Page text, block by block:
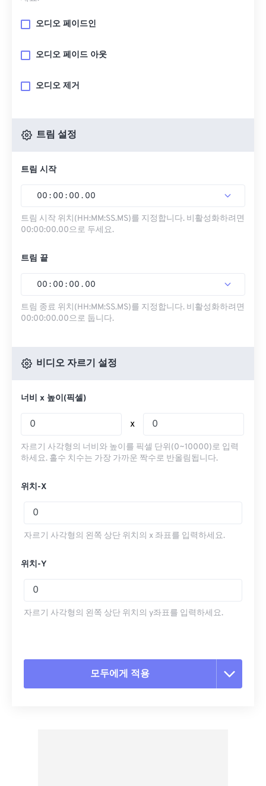
오디오 페이드인
오디오 페이드 아웃
오디오 제거
트림 설정
트림 시작
00 : 00 : 00 . 00
트림 시작 위치(HH:MM:SS.MS)를 지정합니다. 비활성화하려면
00:00:00.00으로 두세요.
트림 끝
00 : 00 : 00 . 00
트림 종료 위치(HH:MM:SS.MS)를 지정합니다. 비활성화하려면
00:00:00.00으로 둡니다.
비디오 자르기 설정
너비 x 높이(픽셀)
x
자르기 사각형의 너비와 높이를 픽셀 단위(0~10000)로 입력
하세요. 홀수 치수는 가장 가까운 짝수로 반올림됩니다.
위치-X
자르기 사각형의 왼쪽 상단 위치의 x 좌표를 입력하세요.
위치-Y
자르기 사각형의 왼쪽 상단 위치의 y좌표를 입력하세요.
모두에게 적용